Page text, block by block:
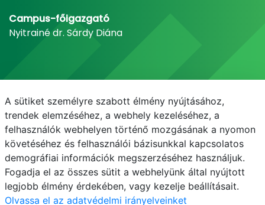
Campus-főigazgató
Nyitrainé dr. Sárdy Diána
E-mail Telefonkönyv NEPTUN E-learning
A sütiket személyre szabott élmény nyújtásához,
trendek elemzéséhez, a webhely kezeléséhez, a
felhasználók webhelyen történő mozgásának a nyomon
követéséhez és felhasználói bázisunkkal kapcsolatos
demográfiai információk megszerzéséhez használjuk.
Fogadja el az összes sütit a webhelyünk által nyújtott
legjobb élmény érdekében, vagy kezelje beállításait.
Olvassa el az adatvédelmi irányelveinket